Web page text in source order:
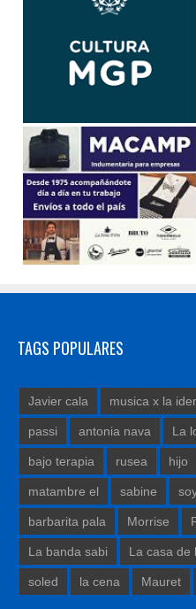
TAGS POPULARES
Javier cala musica x la
passi antonia nava La
bajo terapia rusea hijo
matambre el sabine
barbarita pala Morrise
La banda sabi La casa de
soled la cena Mauret